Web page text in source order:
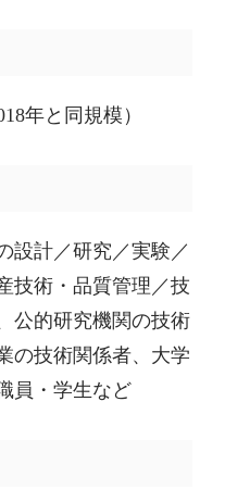
年と同規模）
設計／研究／実験／
技術・品質管理／技
公的研究機関の技術
の技術関係者、大学
員・学生など